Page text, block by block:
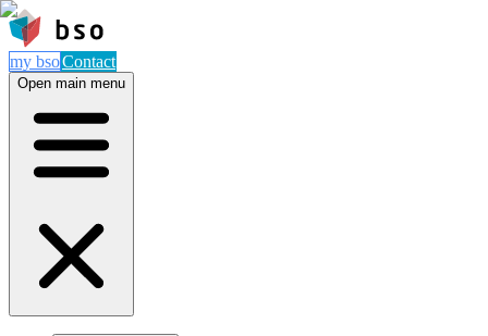
my bsoContact
Open main menu